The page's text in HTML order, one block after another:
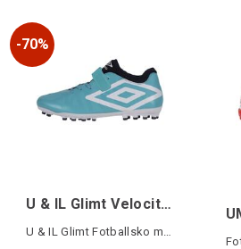
70%
U & IL Glimt Velocita VI 1.0 AG VE Turki